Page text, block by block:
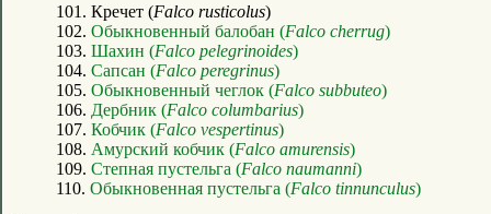
101. Кречет (Falco rusticolus)
102. Обыкновенный балобан (Falco cherrug)
103. Шахин (Falco pelegrinoides)
104. Сапсан (Falco peregrinus)
105. Обыкновенный чеглок (Falco subbuteo)
106. Дербник (Falco columbarius)
107. Кобчик (Falco vespertinus)
108. Амурский кобчик (Falco amurensis)
109. Степная пустельга (Falco naumanni)
110. Обыкновенная пустельга (Falco tinnunculus)